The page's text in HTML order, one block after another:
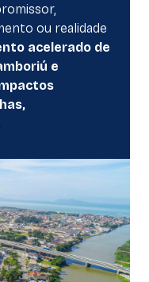
ou realidade
acelerado de
e